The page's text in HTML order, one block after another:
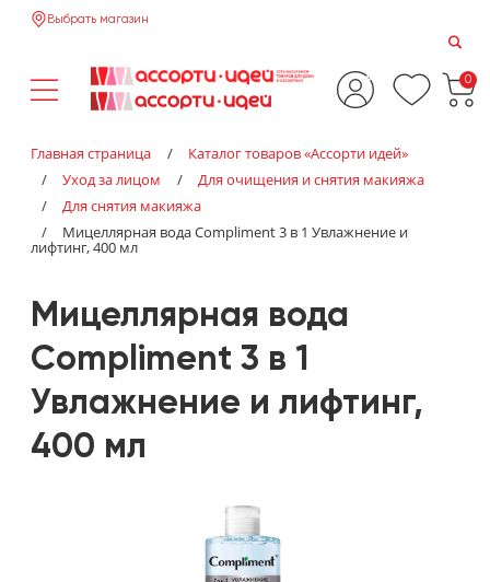
Выбрать магазин
0
Главная страница /
Каталог товаров «‎Ассорти идей»‎
/
Уход за лицом /
Для очищения и снятия макияжа
/
Для снятия макияжа
/
Мицеллярная вода Compliment 3 в 1 Увлажнение и
лифтинг, 400 мл
Мицеллярная вода
Compliment 3 в 1
Увлажнение и лифтинг,
400 мл